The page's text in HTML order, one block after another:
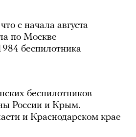
с начала августа
по Москве
беспилотника
беспилотников
России и Крым.
и Краснодарском крае